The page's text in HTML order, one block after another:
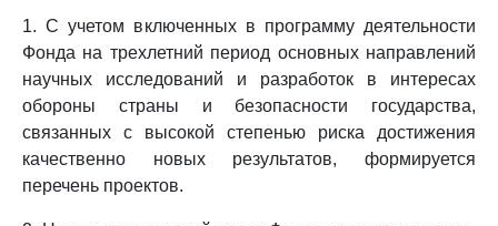
1. С учетом включенных в программу деятельности
Фонда на трехлетний период основных направлений
научных исследований и разработок в интересах
обороны страны и безопасности государства,
связанных с высокой степенью риска достижения
качественно новых результатов, формируется
перечень проектов.